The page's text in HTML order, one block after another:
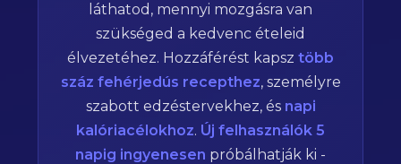
láthatod, mennyi mozgásra van
szükséged a kedvenc ételeid
élvezetéhez. Hozzáférést kapsz több
száz fehérjedús recepthez, személyre
szabott edzéstervekhez, és napi
kalóriacélokhoz. Új felhasználók 5
napig ingyenesen próbálhatják ki -